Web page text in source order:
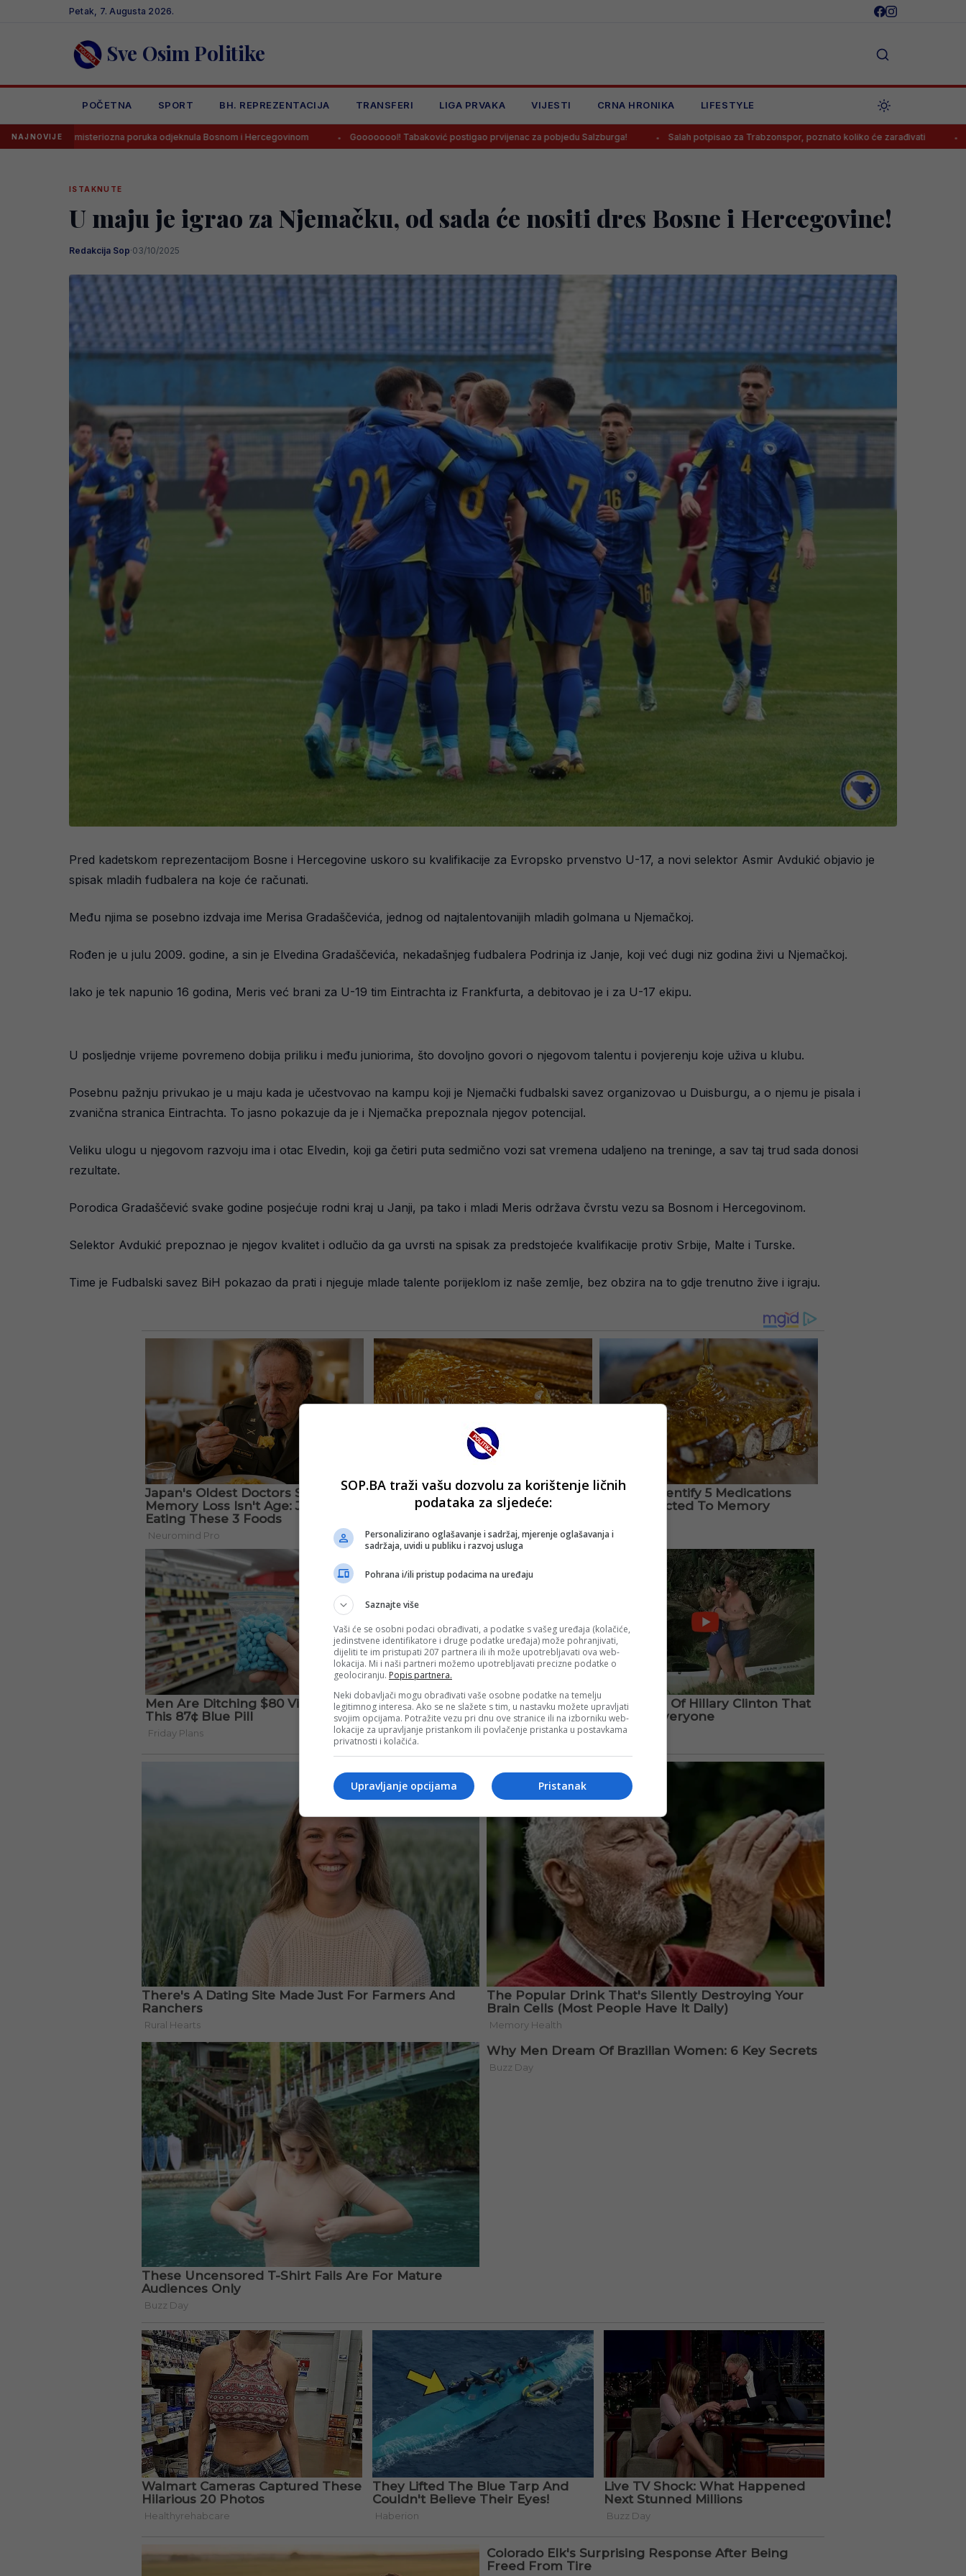
Petak, 7. Augusta 2026.
Sve Osim Politike
POČETNA SPORT BH. REPREZENTACIJA TRANSFERI LIGA PRVAKA VIJESTI CRNA HRONIKA LIFESTYLE
NAJNOVIJEporuka odjeknula Bosnom i Hercegovinom Goooooool! Tabaković postigao prvijenac za pobjedu Salzburga! Salah potpisao za Trabzonspor, poznato koliko će zarađivati Poznato koliko
ISTAKNUTE
U maju je igrao za Njemačku, od sada će nositi dres Bosne i Hercegovine!
Redakcija Sop·03/10/2025
Pred kadetskom reprezentacijom Bosne i Hercegovine uskoro su kvalifikacije za Evropsko prvenstvo U-17, a novi selektor Asmir Avdukić objavio je
spisak mladih fudbalera na koje će računati.
Među njima se posebno izdvaja ime Merisa Gradaščevića, jednog od najtalentovanijih mladih golmana u Njemačkoj.
Rođen je u julu 2009. godine, a sin je Elvedina Gradaščevića, nekadašnjeg fudbalera Podrinja iz Janje, koji već dugi niz godina živi u Njemačkoj.
Iako je tek napunio 16 godina, Meris već brani za U-19 tim Eintrachta iz Frankfurta, a debitovao je i za U-17 ekipu.
U posljednje vrijeme povremeno dobija priliku i među juniorima, što dovoljno govori o njegovom talentu i povjerenju koje uživa u klubu.
Posebnu pažnju privukao je u maju kada je učestvovao na kampu koji je Njemački fudbalski savez organizovao u Duisburgu, a o njemu je pisala i
zvanična stranica Eintrachta. To jasno pokazuje da je i Njemačka prepoznala njegov potencijal.
Veliku ulogu u njegovom razvoju ima i otac Elvedin, koji ga četiri puta sedmično vozi sat vremena udaljeno na treninge, a sav taj trud sada donosi
rezultate.
Porodica Gradaščević svake godine posjećuje rodni kraj u Janji, pa tako i mladi Meris održava čvrstu vezu sa Bosnom i Hercegovinom.
Selektor Avdukić prepoznao je njegov kvalitet i odlučio da ga uvrsti na spisak za predstojeće kvalifikacije protiv Srbije, Malte i Turske.
Time je Fudbalski savez BiH pokazao da prati i njeguje mlade talente porijeklom iz naše zemlje, bez obzira na to gdje trenutno žive i igraju.
SOP.BA traži vašu dozvolu za korištenje ličnih
podataka za sljedeće:
Personalizirano oglašavanje i sadržaj, mjerenje oglašavanja i
sadržaja, uvidi u publiku i razvoj usluga
Pohrana i/ili pristup podacima na uređaju
Saznajte više
Vaši će se osobni podaci obrađivati, a podatke s vašeg uređaja (kolačiće,
jedinstvene identifikatore i druge podatke uređaja) može pohranjivati,
dijeliti te im pristupati 207 partnera ili ih može upotrebljavati ova web-
lokacija. Mi i naši partneri možemo upotrebljavati precizne podatke o
geolociranju. Popis partnera.
Neki dobavljači mogu obrađivati vaše osobne podatke na temelju
legitimnog interesa. Ako se ne slažete s tim, u nastavku možete upravljati
svojim opcijama. Potražite vezu pri dnu ove stranice ili na izborniku web-
lokacije za upravljanje pristankom ili povlačenje pristanka u postavkama
privatnosti i kolačića.
Pristanak
Upravljanje opcijama